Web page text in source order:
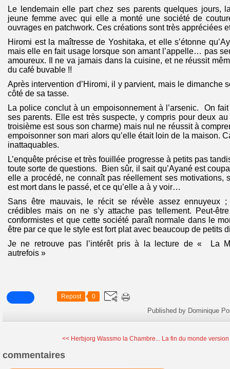
Le lendemain elle part chez ses parents quelques jours,
jeune femme avec qui elle a monté une société de
ouvrages en patchwork. Ces créations sont très appréciées
Hiromi est la maîtresse de Yoshitaka, et elle s’étonne
mais elle en fait usage lorsque son amant l’appelle… pas
amoureux. Il ne va jamais dans la cuisine, et ne réussit
du café buvable !!
Après intervention d’Hiromi, il y parvient, mais le dimanche
côté de sa tasse.
La police conclut à un empoisonnement à l’arsenic. On
ses parents. Elle est très suspecte, y compris pour deux
troisième est sous son charme) mais nul ne réussit à
empoisonner son mari alors qu’elle était loin de la maison.
inattaquables.
L’enquête précise et très fouillée progresse à petits pas
toute sorte de questions. Bien sûr, il sait qu’Ayané est
elle a procédé, ne connaît pas réellement ses motivations,
est mort dans le passé, et ce qu’elle a à y voir…
Sans être mauvais, le récit se révèle assez ennuyeux ;
crédibles mais on ne s’y attache pas tellement. Peut-
conformistes et que cette société paraît normale dans le
être par ce que le style est fort plat avec beaucoup de petits
Je ne retrouve pas l’intérêt pris à la lecture de « La
autrefois »
Repost 0
Published by Dominique
<< Herbjorg Wassmo la Chambre... La fin du monde
commentaires